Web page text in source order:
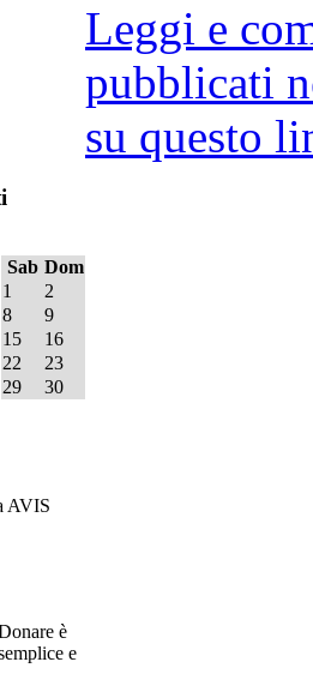
Leggi e
pubblicati
su questo
Sab Dom
1
2
8
9
15
16
22
23
29
30
AVIS
è
e